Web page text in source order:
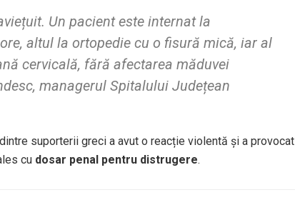
Un pacient este internat la
altul la ortopedie cu o fisură mică, iar al
cervicală, fără afectarea măduvei
managerul Spitalului Județean
suporterii greci a avut o reacție violentă și a provocat
cu dosar penal pentru distrugere.